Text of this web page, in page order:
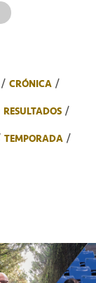
CRÓNICA
RESULTADOS
TEMPORADA